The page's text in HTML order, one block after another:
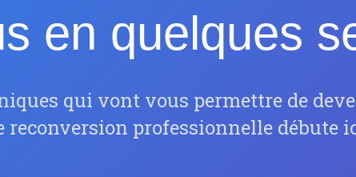
en quelques
qui vont vous permettre de
reconversion professionnelle débute